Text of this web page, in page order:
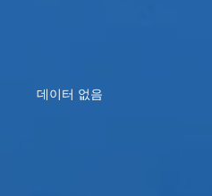
데이터 없음